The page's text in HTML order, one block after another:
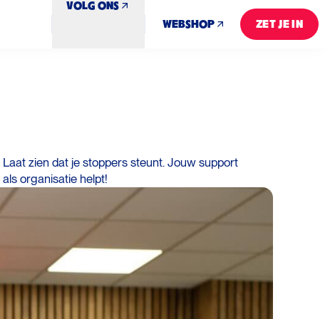
VOLG ONS
WEBSHOP
ZET JE IN
Laat zien dat je stoppers steunt. Jouw support
als organisatie helpt!